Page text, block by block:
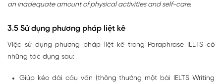
an inadequate amount of physical activities and self-care.
3.5 Sử dụng phương pháp liệt kê
Việc sử dụng phương pháp liệt kê trong Paraphrase IELTS có
những tác dụng sau:
Giúp kéo dài câu văn (thông thường một bài IELTS Writing